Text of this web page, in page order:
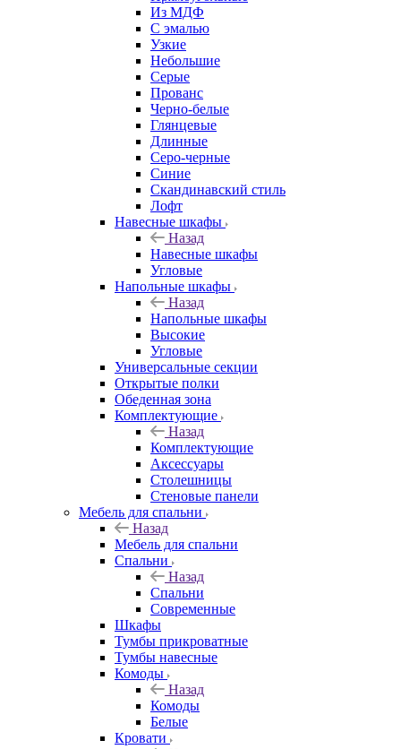
Из МДФ
С эмалью
Узкие
Небольшие
Серые
Прованс
Черно-белые
Глянцевые
Длинные
Серо-черные
Синие
Скандинавский стиль
Лофт
Навесные шкафы
Назад
Навесные шкафы
Угловые
Напольные шкафы
Назад
Напольные шкафы
Высокие
Угловые
Универсальные секции
Открытые полки
Обеденная зона
Комплектующие
Назад
Комплектующие
Аксессуары
Столешницы
Стеновые панели
Мебель для спальни
Назад
Мебель для спальни
Спальни
Назад
Спальни
Современные
Шкафы
Тумбы прикроватные
Тумбы навесные
Комоды
Назад
Комоды
Белые
Кровати